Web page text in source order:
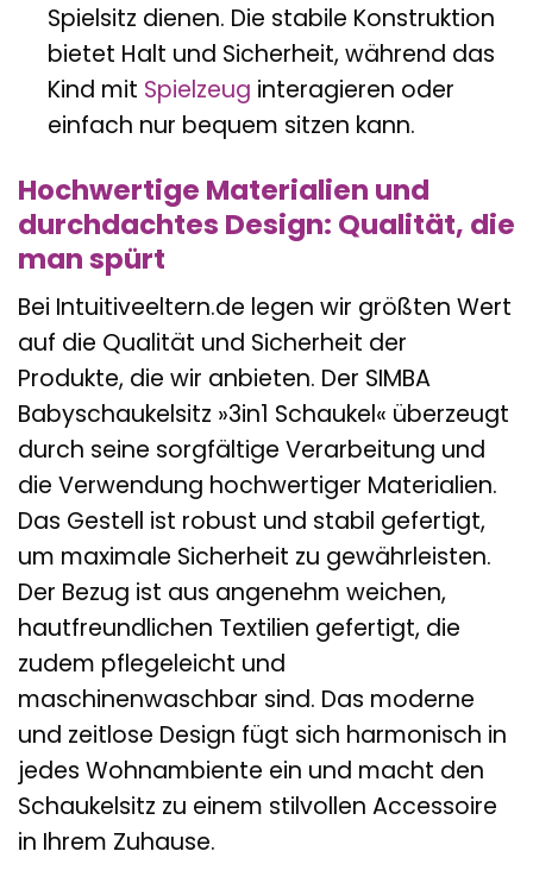
Spielsitz dienen. Die stabile Konstruktion
bietet Halt und Sicherheit, während das
Kind mit Spielzeug interagieren oder
einfach nur bequem sitzen kann.
Hochwertige Materialien und
durchdachtes Design: Qualität, die
man spürt
Bei Intuitiveeltern.de legen wir größten Wert
auf die Qualität und Sicherheit der
Produkte, die wir anbieten. Der SIMBA
Babyschaukelsitz »3in1 Schaukel« überzeugt
durch seine sorgfältige Verarbeitung und
die Verwendung hochwertiger Materialien.
Das Gestell ist robust und stabil gefertigt,
um maximale Sicherheit zu gewährleisten.
Der Bezug ist aus angenehm weichen,
hautfreundlichen Textilien gefertigt, die
zudem pflegeleicht und
maschinenwaschbar sind. Das moderne
und zeitlose Design fügt sich harmonisch in
jedes Wohnambiente ein und macht den
Schaukelsitz zu einem stilvollen Accessoire
in Ihrem Zuhause.